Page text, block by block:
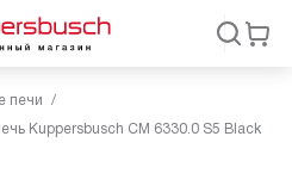
печи
Kuppersbusch CM 6330.0 S5 Black